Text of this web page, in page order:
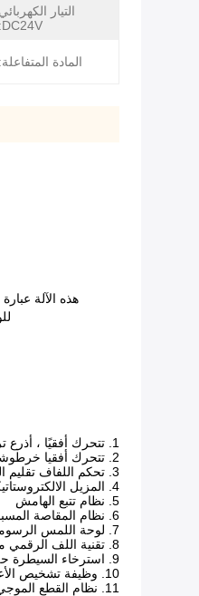
التيار الكهربائي
DC24V:
المادة المتفاعلة:
هذه الآلة
1. تتحرك أفقيًا ، أذرع ترجيع موضوعة في الأمام
2. تتحرك أفقيا خرطوشة الحز
3. تحكم اللفاف تقليم الفردية
4. المزيل الالكتروستاتيكي
5. نظام تتبع الهامش
6. نظام المقاصة المسبقة
7. لوحة اللمس الرسومية الموجهة نحو المشغل
8. تقنية اللف الرقمي مع محركات سيرفو AC
9. استرخاء السيطرة حلقة مغلقة
10. وظيفة تشخيص الأعطال
11. نظام القطع الموجي (اختياري)